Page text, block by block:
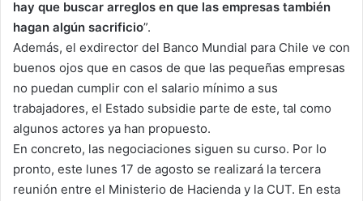
hay que buscar arreglos en que las empresas también
hagan algún sacrificio”.
Además, el exdirector del Banco Mundial para Chile ve con
buenos ojos que en casos de que las pequeñas empresas
no puedan cumplir con el salario mínimo a sus
trabajadores, el Estado subsidie parte de este, tal como
algunos actores ya han propuesto.
En concreto, las negociaciones siguen su curso. Por lo
pronto, este lunes 17 de agosto se realizará la tercera
reunión entre el Ministerio de Hacienda y la CUT. En esta